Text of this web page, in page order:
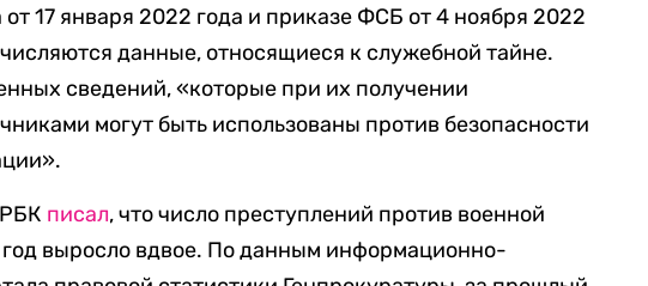
от 17 января 2022 года и приказе ФСБ от 4 ноября 2022
данные, относящиеся к служебной тайне.
сведений, «которые при их получении
могут быть использованы против безопасности
писал, что число преступлений против военной
выросло вдвое. По данным информационно-